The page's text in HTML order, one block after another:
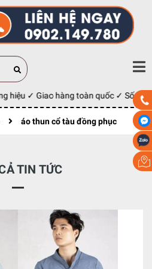
hiệu ✓ Giao hàng toàn quốc ✓ Số
áo thun cổ tàu đồng phục
TIN TỨC